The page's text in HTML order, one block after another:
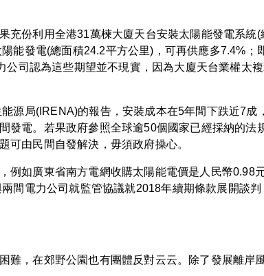
充份利用全港31萬楝大廈天台安裝太陽能發電系統
能發電(總面積24.2平方公里)，可再供應多7.4%；
司認為這些期望並不現實，因為大廈天台業權太
源局(IRENA)的報告，安裝成本在5年間下跌近7成
發電。若果政府參照全球逾50個國家已經採納的法
可由民間自發解決，毋須政府操心。
如廣東省南方電網收購太陽能電價是人民幣0.98
間電力公司就監管協議就2018年續期條款展開談
，在郊野公園也有團體反對云云。除了發展離岸